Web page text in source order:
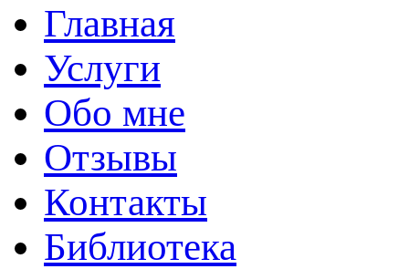
Главная
Услуги
Обо мне
Отзывы
Контакты
Библиотека